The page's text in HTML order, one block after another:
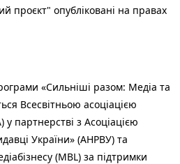
проєкт" опубліковані на правах
«Сильніші разом: Медіа та
Всесвітньою асоціацією
у партнерстві з Асоціацією
України» (АНРВУ) та
(MBL) за підтримки